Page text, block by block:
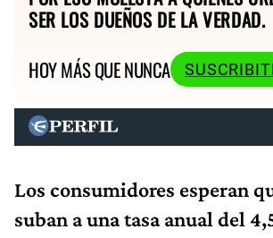
SER LOS DUEÑOS DE LA VERDAD.
HOY MÁS QUE NUNCA
Los consumidores esperan
suban a una tasa anual del